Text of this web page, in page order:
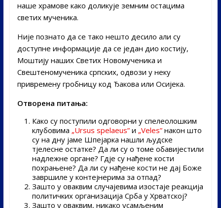
наше храмове како доликује земним остацима
светих мученика.
Није познато да се тако нешто десило али су
доступне информације да се један дио костију,
Моштију наших Светих Новомученика и
Свештеномученика српских, одвози у неку
привремену гробницу код Ђакова или Осијека.
Отворена питања:
Како су поступили одговорни у спелеолошким
клубовима „Ursus spelaeus”и „Veles”након што
су на дну јаме Шпејарка нашли људске
тјелесне остатке? Да ли су о томе обавијестили
надлежне органе? Гдје су нађене кости
похрањене? Да ли су нађене кости не дај Боже
завршиле у контејнерима за отпад?
Зашто у оваквим случајевима изостаје реакција
политичких организација Срба у Хрватској?
Зашто у оваквим, никако усамљеним